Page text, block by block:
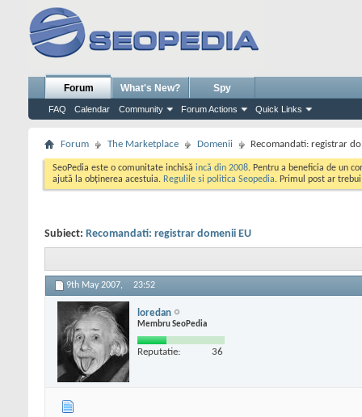
Forum
FAQ Calendar Community Forum Actions Quick Links
What's New? Spy
Forum The Marketplace Domenii Recomandati: registrar
SeoPedia este o comunitate inchisă incă din 2008. Pentru a beneficia de un
ajută la obținerea acestuia. Regulile si politica Seopedia. Primul post ar
Subiect: Recomandati: registrar domenii EU
9th May 2007, 23:52
loredan
Membru SeoPedia
Reputatie: 36